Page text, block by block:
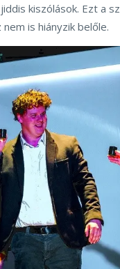
kiszólások. Ezt a
is hiányzik belőle.